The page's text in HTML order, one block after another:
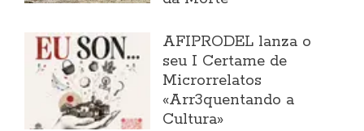
AFIPRODEL lanza o
seu I Certame de
Microrrelatos
«Arr3quentando a
Cultura»